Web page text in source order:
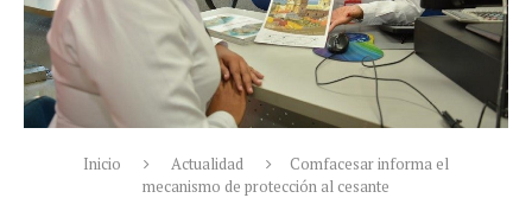
Inicio Actualidad
Comfacesar informa el
mecanismo de protección al cesante